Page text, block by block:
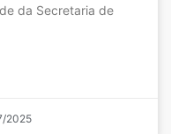
da Secretaria de
2025